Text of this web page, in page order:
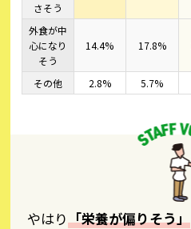
さそう
外食が中
心になり
そう
14.4% 17.8%
その他 2.8% 5.7%
やはり「栄養が偏りそう」